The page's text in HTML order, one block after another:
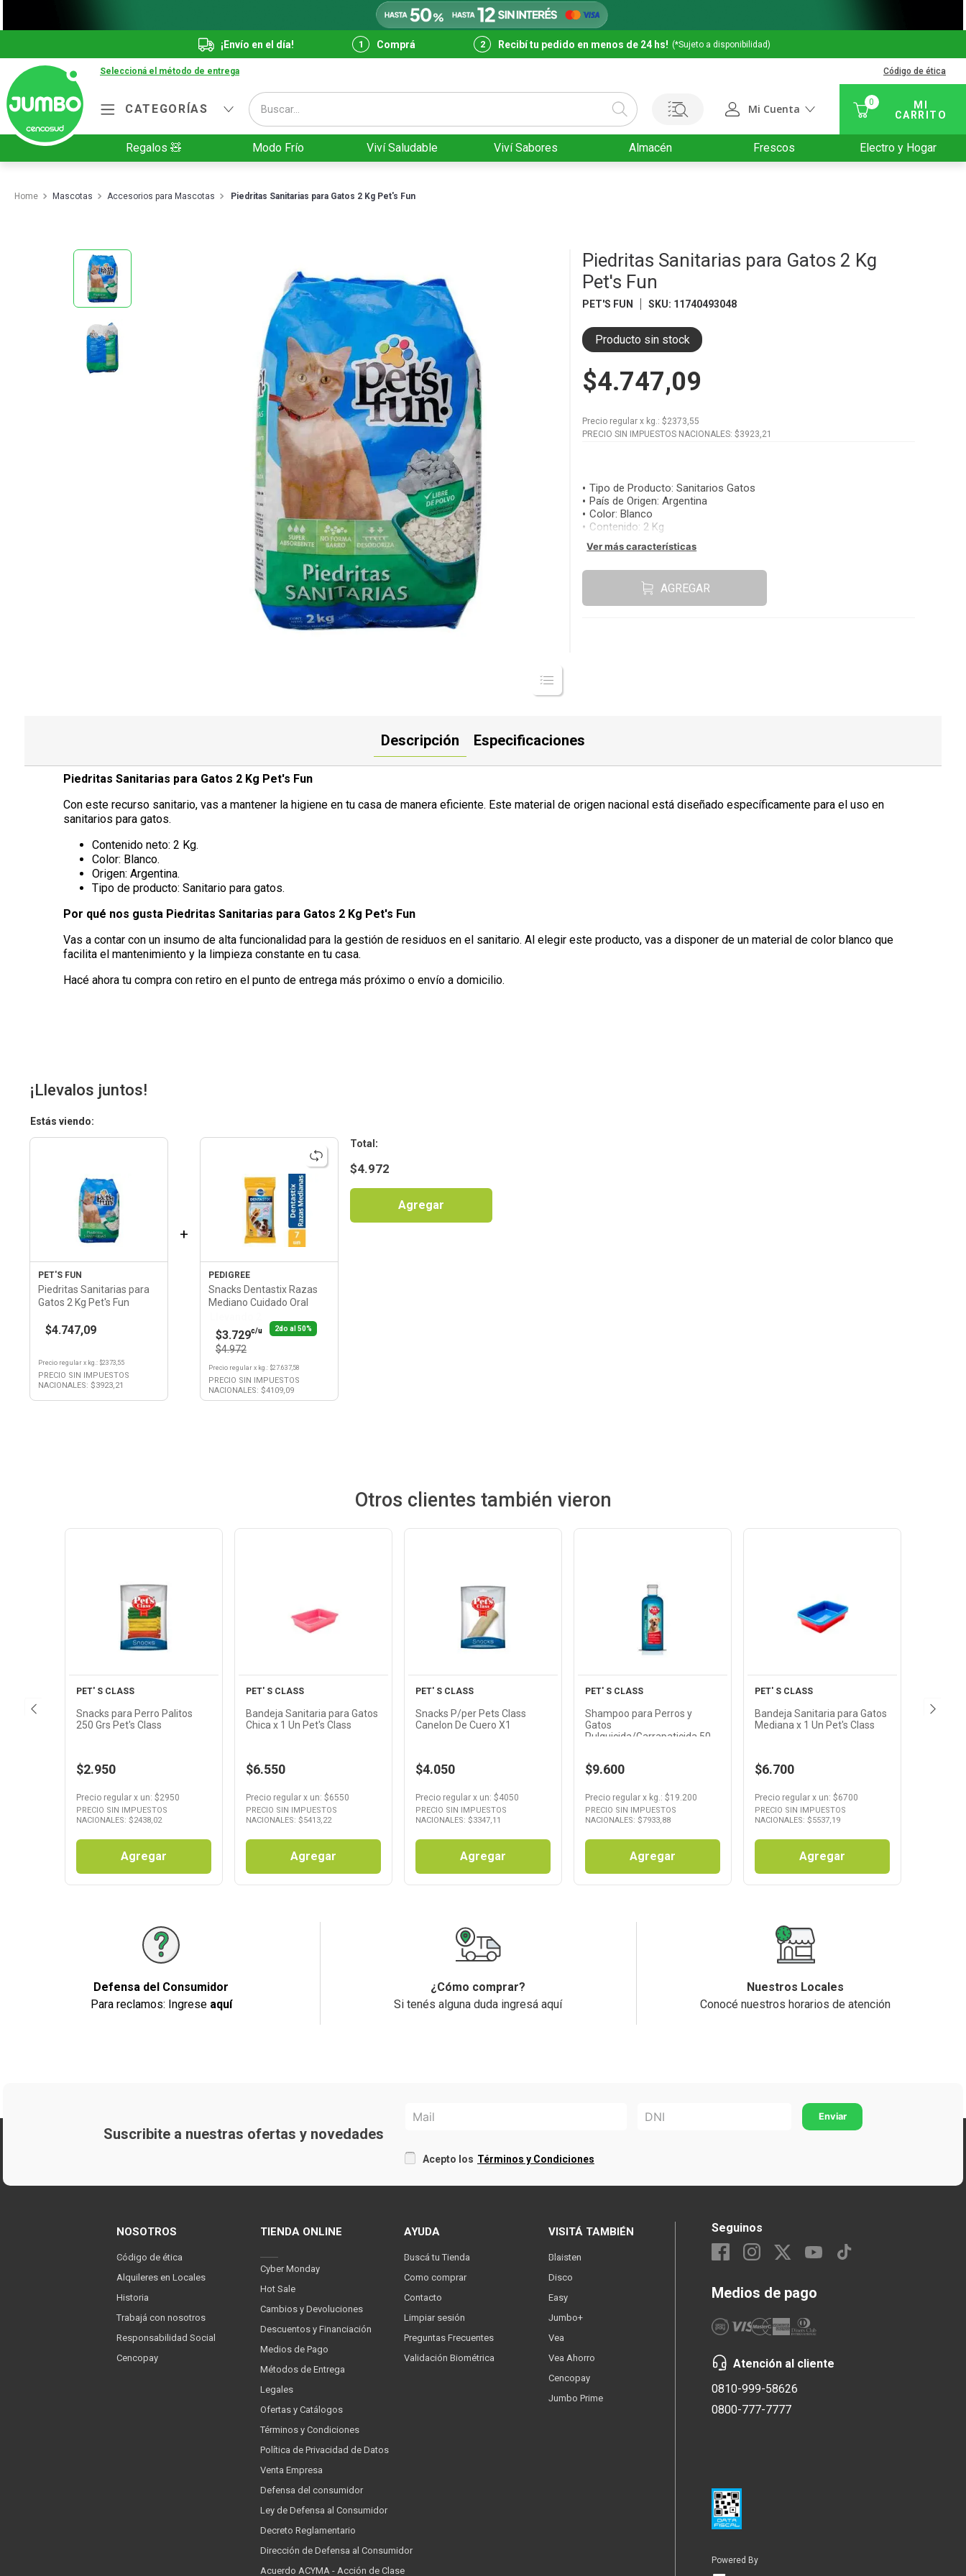
¡Envío en el día! Comprá Recibí tu pedido en menos de 24 hs! (*Sujeto a disponibilidad)
Seleccioná el método de entrega Código de ética
CATEGORÍAS
Buscar...
Mi Cuenta
0
Regalos 🧸 Modo Frío Viví Saludable Viví Sabores Almacén Frescos Electro y Hogar
Mascotas Accesorios para Mascotas Piedritas Sanitarias para Gatos 2 Kg Pet's Fun
Piedritas Sanitarias para Gatos 2 Kg
Pet's Fun
PET'S FUN SKU: 11740493048
Producto sin stock
$4.747,09
Precio regular x kg.: $2373,55
PRECIO SIN IMPUESTOS NACIONALES: $3923,21
Tipo de Producto:Sanitarios Gatos
País de Origen:Argentina
Color: Blanco
Contenido: 2 Kg
Ver más características
AGREGAR
Descripción Especificaciones
Piedritas Sanitarias para Gatos 2 Kg Pet's Fun
Con este recurso sanitario, vas a mantener la higiene en tu casa de manera eficiente. Este material de origen nacional está diseñado específicamente para el uso en
sanitarios para gatos.
Contenido neto: 2 Kg.
Color: Blanco.
Origen: Argentina.
Tipo de producto: Sanitario para gatos.
Por qué nos gusta Piedritas Sanitarias para Gatos 2 Kg Pet's Fun
Vas a contar con un insumo de alta funcionalidad para la gestión de residuos en el sanitario. Al elegir este producto, vas a disponer de un material de color blanco que
facilita el mantenimiento y la limpieza constante en tu casa.
Hacé ahora tu compra con retiro en el punto de entrega más próximo o envío a domicilio.
¡Llevalos juntos!
Estás viendo:
PET'S FUN
Piedritas Sanitarias para
Gatos 2 Kg Pet's Fun
$4.747,09
Precio regularx kg. : $2373,55
PRECIO SIN IMPUESTOS
NACIONALES: $3923,21
+
PEDIGREE
Snacks Dentastix Razas
Mediano Cuidado Oral
$3.729c/u 2do al 50%
$4.972
Precio regularx kg. : $27.637,58
PRECIO SIN IMPUESTOS
NACIONALES: $4109,09
:
$4.972
Agregar
Otros clientes también vieron
Ver
Producto
PET' S CLASS
Snacks para Perro Palitos
250 Grs Pet's Class
$2.950
Precio regular x un: $2950
PRECIO SIN IMPUESTOS
NACIONALES: $2438,02
Agregar
Producto
PET' S CLASS
Bandeja Sanitaria para Gatos
Chica x 1 Un Pet's Class
$6.550
Precio regular x un: $6550
PRECIO SIN IMPUESTOS
NACIONALES: $5413,22
Agregar
Ver
Producto
PET' S CLASS
Snacks P/per Pets Class
Canelon De Cuero X1
$4.050
Precio regular x un: $4050
PRECIO SIN IMPUESTOS
NACIONALES: $3347,11
Agregar
Ver
Producto
PET' S CLASS
Shampoo para Perros y
Gatos
Pulguicida/Garrapaticida 500
$9.600
Precio regular x kg.: $19.200
PRECIO SIN IMPUESTOS
NACIONALES: $7933,88
Agregar
Ver
Producto
PET' S CLASS
Bandeja Sanitaria para Gatos
Mediana x 1 Un Pet's Class
$6.700
Precio regular x un: $6700
PRECIO SIN IMPUESTOS
NACIONALES: $5537,19
Agregar
Defensa del Consumidor
Para reclamos: Ingrese aquí
¿Cómo comprar?
Si tenés alguna duda ingresá aquí
Nuestros Locales
Conocé nuestros horarios de atención
Suscribite a nuestras ofertas y novedades
Acepto los Términos y Condiciones
NOSOTROS
Código de ética
Alquileres en Locales
Historia
Trabajá con nosotros
Responsabilidad Social
Cencopay
TIENDA ONLINE
Cyber Monday
Hot Sale
Cambios y Devoluciones
Descuentos y Financiación
Medios de Pago
Métodos de Entrega
Legales
Ofertas y Catálogos
Términos y Condiciones
Política de Privacidad de Datos
Venta Empresa
Defensa del consumidor
Ley de Defensa al Consumidor
Decreto Reglamentario
Dirección de Defensa al Consumidor
Acuerdo ACYMA - Acción de Clase
AYUDA
Buscá tu Tienda
Como comprar
Contacto
Limpiar sesión
Preguntas Frecuentes
Validación Biométrica
VISITÁ TAMBIÉN
Blaisten
Disco
Easy
Jumbo+
Vea
Vea Ahorro
Cencopay
Jumbo Prime
Seguinos
Medios de pago
Atención al cliente
0810-999-58626
0800-777-7777
Powered By
Términos más buscados
2.
Cafe